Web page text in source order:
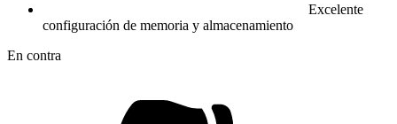
Excelente
configuración de memoria y almacenamiento
En contra